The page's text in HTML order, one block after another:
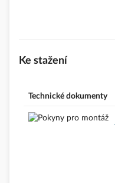
Ke stažení
Technické dokumenty